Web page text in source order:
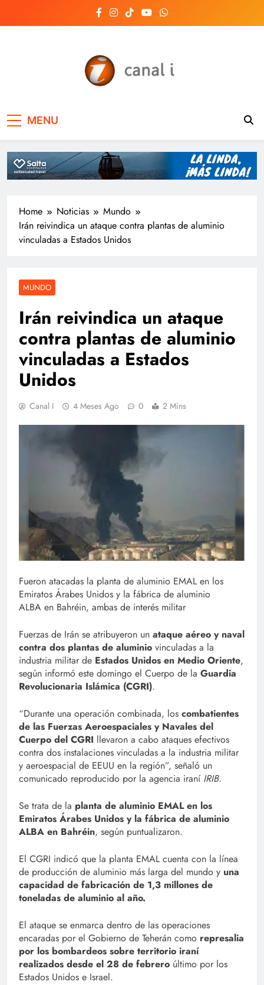
Salta, Argentina y el
mundo, las 24 horas
del día
MENU
Home Noticias
Mundo
Irán reivindica un ataque contra plantas de aluminio
vinculadas a Estados Unidos
MUNDO
Irán reivindica un ataque
contra plantas de aluminio
vinculadas a Estados
Unidos
Canal I 4 Meses Ago 0 2 Mins
Fueron atacadas la planta de aluminio EMAL en los
Emiratos Árabes Unidos y la fábrica de aluminio
ALBA en Bahréin, ambas de interés militar
Fuerzas de Irán se atribuyeron un ataque aéreo y naval
contra dos plantas de aluminio vinculadas a la
industria militar de Estados Unidos en Medio Oriente,
según informó este domingo el Cuerpo de la Guardia
Revolucionaria Islámica (CGRI).
“Durante una operación combinada, los combatientes
de las Fuerzas Aeroespaciales y Navales del
Cuerpo del CGRI llevaron a cabo ataques efectivos
contra dos instalaciones vinculadas a la industria militar
y aeroespacial de EEUU en la región”, señaló un
comunicado reproducido por la agencia iraní IRIB.
Se trata de la planta de aluminio EMAL en los
Emiratos Árabes Unidos y la fábrica de aluminio
ALBA en Bahréin, según puntualizaron.
El CGRI indicó que la planta EMAL cuenta con la línea
de producción de aluminio más larga del mundo y una
capacidad de fabricación de 1,3 millones de
toneladas de aluminio al año.
El ataque se enmarca dentro de las operaciones
encaradas por el Gobierno de Teherán como represalia
por los bombardeos sobre territorio iraní
realizados desde el 28 de febrero último por los
Estados Unidos e Israel.